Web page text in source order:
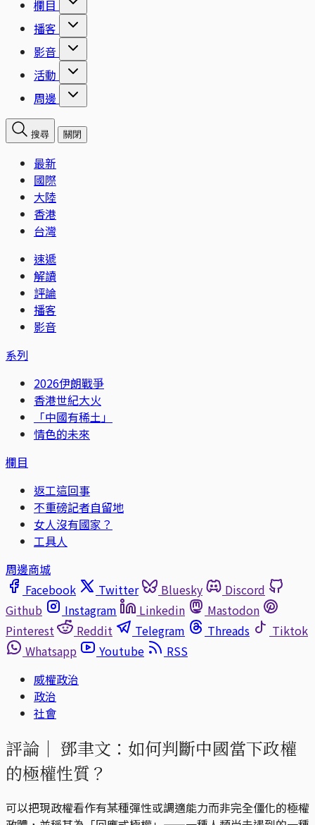
欄目
播客
影音
活動
周邊
搜尋 關閉
最新
國際
大陸
香港
台灣
速遞
解讀
評論
播客
影音
系列
2026伊朗戰爭
香港世紀大火
「中國有稀土」
情色的未來
欄目
返工這回事
不重磅記者自留地
女人沒有國家？
工具人
周邊商城
Facebook
Twitter Bluesky
Discord
Github
Instagram Linkedin
Mastodon
Pinterest
Reddit Telegram Threads
Tiktok
Whatsapp
Youtube
RSS
威權政治
政治
社會
評論｜ 鄧聿文：如何判斷中國當下政權
的極權性質？
可以把現政權看作有某種彈性或調適能力而非完全僵化的極權